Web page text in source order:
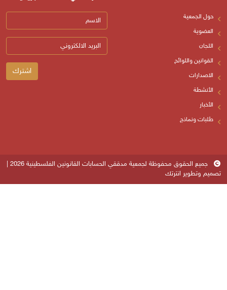
جميع الحقوق محفوظة لجمعية مدققي الحسابات القانونين الفلسطينية 2026 |